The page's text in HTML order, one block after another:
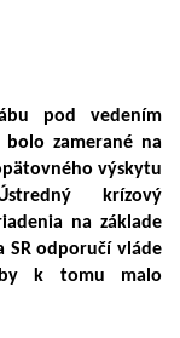
pod vedením
zamerané na
výskytu
krízový
na základe
SR odporučí vláde
by k tomu malo